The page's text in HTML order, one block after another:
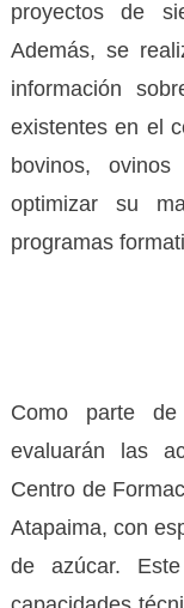
proyectos de
Además, se
información
existentes en el
bovinos,
optimizar su
programas
Como parte
evaluarán las
Centro de
Atapaima, con
de azúcar.